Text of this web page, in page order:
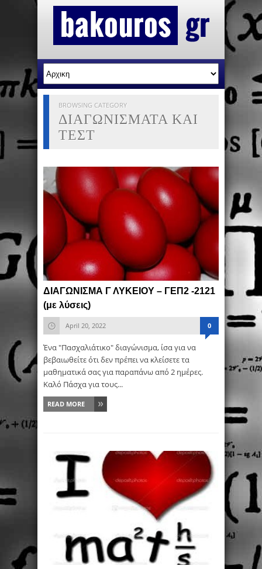
BROWSING CATEGORY
ΔΙΑΓΩΝΙΣΜΑΤΑ ΚΑΙ
ΤΕΣΤ
ΔΙΑΓΩΝΙΣΜΑ Γ ΛΥΚΕΙΟΥ – ΓΕΠ2 -2121
(με λύσεις)
April 20, 2022 0
Ένα "Πασχαλιάτικο" διαγώνισμα, ίσα για να
βεβαιωθείτε ότι δεν πρέπει να κλείσετε τα
μαθηματικά σας για παραπάνω από 2 ημέρες.
Καλό Πάσχα για τους...
READ MORE